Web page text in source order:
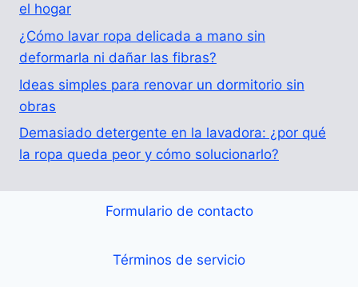
el hogar
¿Cómo lavar ropa delicada a mano sin
deformarla ni dañar las fibras?
Ideas simples para renovar un dormitorio sin
obras
Demasiado detergente en la lavadora: ¿por qué
la ropa queda peor y cómo solucionarlo?
Formulario de contacto
Términos de servicio